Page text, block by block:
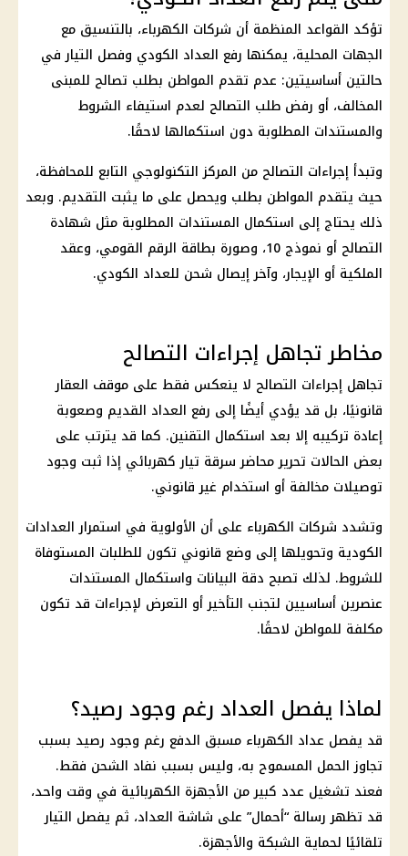
تؤكد القواعد المنظمة أن شركات الكهرباء، بالتنسيق مع
الجهات المحلية، يمكنها رفع العداد الكودي وفصل التيار في
حالتين أساسيتين: عدم تقدم المواطن بطلب تصالح للمبنى
المخالف، أو رفض طلب التصالح لعدم استيفاء الشروط
والمستندات المطلوبة دون استكمالها لاحقًا.
وتبدأ إجراءات التصالح من المركز التكنولوجي التابع للمحافظة،
حيث يتقدم المواطن بطلب ويحصل على ما يثبت التقديم. وبعد
ذلك يحتاج إلى استكمال المستندات المطلوبة مثل شهادة
التصالح أو نموذج 10 ، وصورة بطاقة الرقم القومي، وعقد
الملكية أو الإيجار، وآخر إيصال شحن للعداد الكودي.
مخاطر تجاهل إجراءات التصالح
تجاهل إجراءات التصالح لا ينعكس فقط على موقف العقار
قانونيًا، بل قد يؤدي أيضًا إلى رفع العداد القديم وصعوبة
إعادة تركيبه إلا بعد استكمال التقنين. كما قد يترتب على
بعض الحالات تحريرمحاضر سرقة تياركهربائي إذا ثبت وجود
توصيلات مخالفة أو استخدام غير قانوني.
وتشدد شركات الكهرباء على أن الأولوية في استمرارالعدادات
الكودية وتحويلها إلى وضع قانوني تكون للطلبات المستوفاة
للشروط. لذلك تصبح دقة البيانات واستكمال المستندات
عنصرين أساسيين لتجنب التأخير أو التعرض لإجراءات قد تكون
مكلفة للمواطن لاحقًا.
لماذا يفصل العداد رغم وجود رصيد؟
قد يفصل عداد الكهرباء مسبق الدفع رغم وجود رصيد بسبب
تجاوز الحمل المسموح به، وليس بسبب نفاد الشحن فقط.
فعند تشغيل عدد كبير من الأجهزة الكهربائية في وقت واحد،
قد تظهر رسالة “أحمال” على شاشة العداد، ثم يفصل التيار
تلقائيًا لحماية الشبكة والأجهزة.